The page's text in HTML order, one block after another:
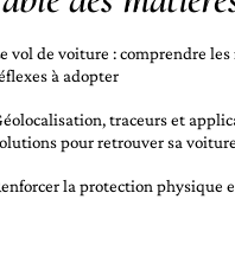
vol de voiture : comprendre
à adopter
traceurs et
pour retrouver sa
la protection physique